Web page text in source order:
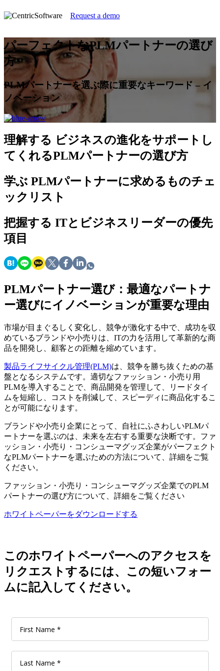
Request a demo
パーフェクトなPLMパートナーの選び
方
PLMパートナーを選ぶ際に重要なキーワード – イ
ノベーション
理解する ビジネスの進化をサポートし
てくれるPLMパートナーの選び方
学ぶ PLMパートナーに求めるものチェ
ックリスト
把握する ITとビジネスリーダーの優先
項目
PLMパートナー選び：最適なパートナ
ー選びにイノベーションが重要な理由
市場が目まぐるしく変化し、競争が激化する中で、成功を収
めているブランドや小売りは、ITの力を活用して革新的な商
品を開発し、顧客との距離を縮めています。
製品ライフサイクル管理(PLM)は、競争を勝ち抜くための基
盤となるシステムです。適切なファッション・小売り用
PLMを導入することで、商品開発を管理して、リードタイ
ムを短縮し、コストを削減して、スピーディに商品化するこ
とが可能になります。
ブランドや小売り企業にとって、自社にふさわしいPLMパ
ートナーを選ぶのは、未来を左右する重要な決断です。ファ
ッション・小売り・コンシューマグッズ企業がパーフェクト
なPLMパートナーを選ぶための方法について、詳細をご覧
ください。
ファッション・小売り・コンシューマグッズ企業でのPLM
パートナーの選び方について、詳細をご覧ください
ホワイトペーパーをダウンロードする
このホワイトペーパーへのアクセスを
リクエストするには、この短いフォー
ムに記入してください。